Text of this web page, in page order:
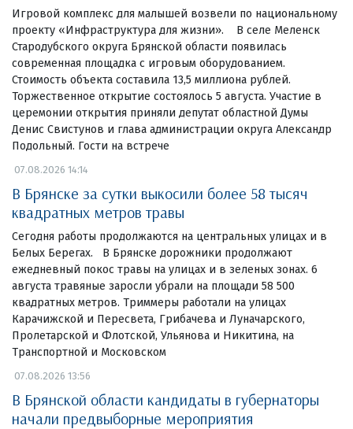
Игровой комплекс для малышей возвели по национальному
проекту «Инфраструктура для жизни». В селе Меленск
Стародубского округа Брянской области появилась
современная площадка с игровым оборудованием.
Стоимость объекта составила 13,5 миллиона рублей.
Торжественное открытие состоялось 5 августа. Участие в
церемонии открытия приняли депутат областной Думы
Денис Свистунов и глава администрации округа Александр
Подольный. Гости на встрече
07.08.2026 14:14
В Брянске за сутки выкосили более 58 тысяч
квадратных метров травы
Сегодня работы продолжаются на центральных улицах и в
Белых Берегах. В Брянске дорожники продолжают
ежедневный покос травы на улицах и в зеленых зонах. 6
августа травяные заросли убрали на площади 58 500
квадратных метров. Триммеры работали на улицах
Карачижской и Пересвета, Грибачева и Луначарского,
Пролетарской и Флотской, Ульянова и Никитина, на
Транспортной и Московском
07.08.2026 13:56
В Брянской области кандидаты в губернаторы
начали предвыборные мероприятия